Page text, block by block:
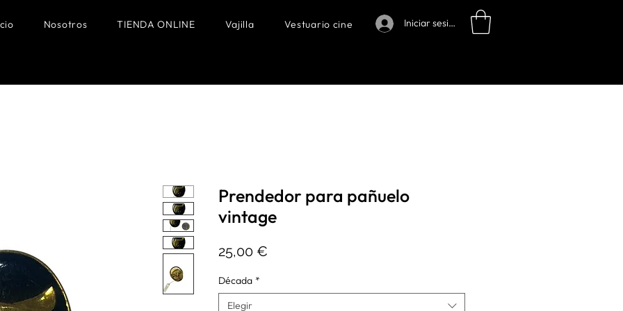
Nosotros TIENDA ONLINE Vajilla Vestuario cine Iniciar sesión
Prendedor para pañuelo
vintage
25,00 €
Década *
Elegir